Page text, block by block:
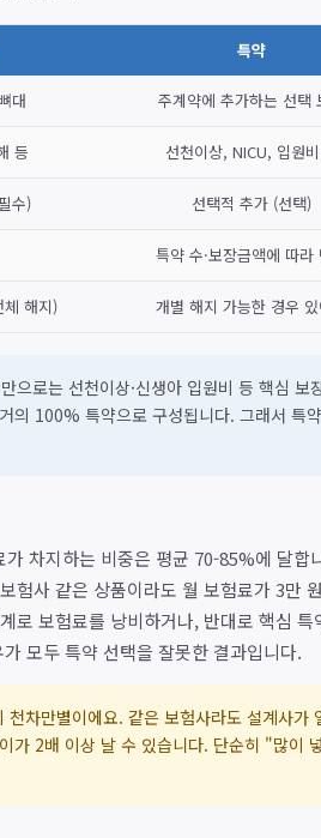
특약
대 주계약에 추가하는 선택
등 선천이상, NICU, 입원
수) 선택적 추가 (선택)
특약 수·보장금액에 따라
해지) 개별 해지 가능한 경우
으로는 선천이상·신생아 입원비 등 핵심 보
의 100% 특약으로 구성됩니다. 그래서 특
차지하는 비중은 평균 70-85%에 달합
험사 같은 상품이라도 월 보험료가 3만
로 보험료를 낭비하거나, 반대로 핵심 특
모두 특약 선택을 잘못한 결과입니다.
천차만별이에요. 같은 보험사라도 설계사가
가 2배 이상 날 수 있습니다. 단순히 "많이